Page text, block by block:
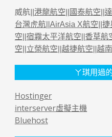
威航|| 港龍航空 國泰航空
台灣虎航 AirAsia X航空 捷
空 宿霧太平洋航空 香草航
空 立榮航空 越捷航空 越
ㄚ琪用過
Hostinger
interserver虛擬主機
Bluehost